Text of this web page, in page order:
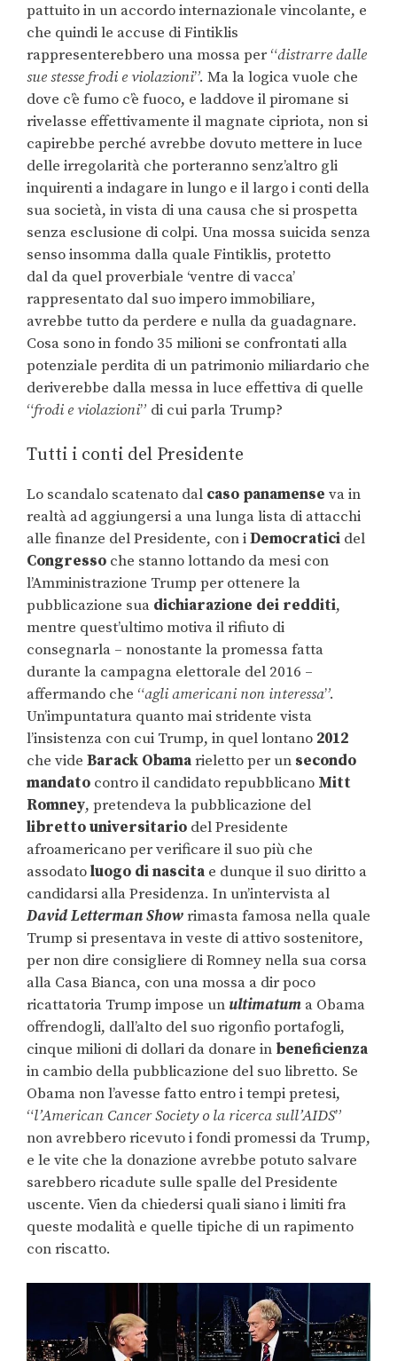
pattuito in un accordo internazionale vincolante, e
che quindi le accuse di Fintiklis
rappresenterebbero una mossa per “distrarre dalle
sue stesse frodi e violazioni”. Ma la logica vuole che
dove c’è fumo c’è fuoco, e laddove il piromane si
rivelasse effettivamente il magnate cipriota, non si
capirebbe perché avrebbe dovuto mettere in luce
delle irregolarità che porteranno senz’altro gli
inquirenti a indagare in lungo e il largo i conti della
sua società, in vista di una causa che si prospetta
senza esclusione di colpi. Una mossa suicida senza
senso insomma dalla quale Fintiklis, protetto
dal da quel proverbiale ‘ventre di vacca’
rappresentato dal suo impero immobiliare,
avrebbe tutto da perdere e nulla da guadagnare.
Cosa sono in fondo 35 milioni se confrontati alla
potenziale perdita di un patrimonio miliardario che
deriverebbe dalla messa in luce effettiva di quelle
“frodi e violazioni” di cui parla Trump?
Tutti i conti del Presidente
Lo scandalo scatenato dal caso panamense va in
realtà ad aggiungersi a una lunga lista di attacchi
alle finanze del Presidente, con iDemocratici del
Congresso che stanno lottando da mesi con
l’Amministrazione Trump per ottenere la
pubblicazione sua dichiarazione dei redditi,
mentre quest’ultimo motiva il rifiuto di
consegnarla – nonostante la promessa fatta
durante la campagna elettorale del 2016 –
affermando che “agli americani non interessa”.
Un’impuntatura quanto mai stridente vista
l’insistenza con cui Trump, in quel lontano 2012
che vide Barack Obamarieletto per un secondo
mandato contro il candidato repubblicano Mitt
Romney, pretendeva la pubblicazione del
libretto universitario del Presidente
afroamericano per verificare il suo più che
assodatoluogo di nascita e dunque il suo diritto a
candidarsi alla Presidenza. In un’intervista al
David Letterman Showrimasta famosa nella quale
Trump si presentava in veste di attivo sostenitore,
per non dire consigliere di Romney nella sua corsa
alla Casa Bianca, con una mossa a dir poco
ricattatoria Trump impose un ultimatum a Obama
offrendogli, dall’alto del suo rigonfio portafogli,
cinque milioni di dollari da donare in beneficienza
in cambio della pubblicazione del suo libretto. Se
Obama non l’avesse fatto entro i tempi pretesi,
“l’American Cancer Society o la ricerca sull’AIDS”
non avrebbero ricevuto i fondi promessi da Trump,
e le vite che la donazione avrebbe potuto salvare
sarebbero ricadute sulle spalle del Presidente
uscente. Vien da chiedersi quali siano i limiti fra
queste modalità e quelle tipiche di un rapimento
con riscatto.